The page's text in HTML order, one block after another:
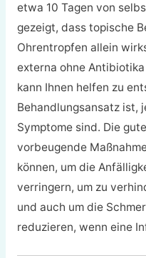
etwa 10 Tagen von
gezeigt, dass topische
Ohrentropfen allein
externa ohne
kann Ihnen helfen zu
Behandlungsansatz ist,
Symptome sind. Die
vorbeugende
können, um die
verringern, um zu
und auch um die
reduzieren, wenn eine